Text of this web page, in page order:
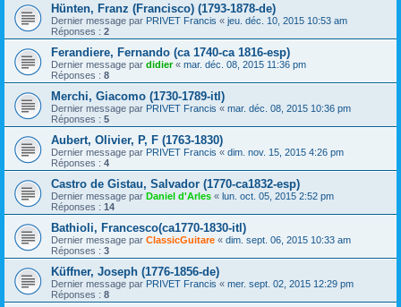
Hünten, Franz (Francisco) (1793-1878-de)
Dernier message par PRIVET Francis « jeu. déc. 10, 2015 10:53 am
Réponses : 2
Ferandiere, Fernando (ca 1740-ca 1816-esp)
Dernier message par didier« mar. déc. 08, 2015 11:36 pm
Réponses : 8
Merchi, Giacomo (1730-1789-itl)
Dernier message par PRIVET Francis « mar. déc. 08, 2015 10:36 pm
Réponses : 5
Aubert, Olivier, P, F (1763-1830)
Dernier message par PRIVET Francis « dim. nov. 15, 2015 4:26 pm
Réponses : 4
Castro de Gistau, Salvador (1770-ca1832-esp)
Dernier message par Daniel d'Arles « lun. oct. 05, 2015 2:52 pm
Réponses : 14
Bathioli, Francesco(ca1770-1830-itl)
Dernier message par ClassicGuitare « dim. sept. 06, 2015 10:33 am
Réponses : 3
Küffner, Joseph (1776-1856-de)
Dernier message par PRIVET Francis « mer. sept. 02, 2015 12:29 pm
Réponses : 8